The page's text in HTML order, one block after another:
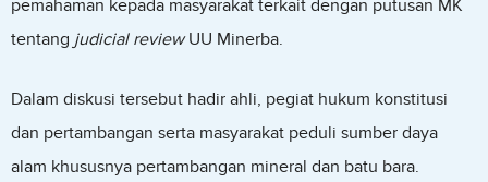
pemahaman kepada masyarakat terkait dengan putusan MK
tentang judicial reviewUU Minerba.
Dalam diskusi tersebut hadir ahli, pegiat hukum konstitusi
dan pertambangan serta masyarakat peduli sumber daya
alam khususnya pertambangan mineral dan batu bara.